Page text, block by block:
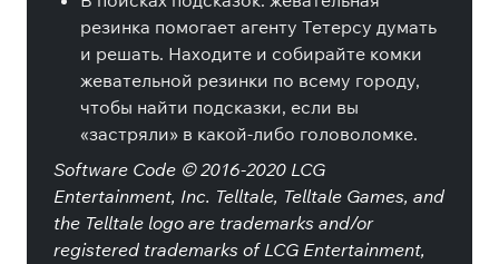
резинка помогает агенту Тетерсу думать
и решать. Находите и собирайте комки
жевательной резинки по всему городу,
чтобы найти подсказки, если вы
«застряли» в какой-либо головоломке.
Software Code © 2016-2020 LCG
Entertainment, Inc. Telltale, Telltale Games, and
the Telltale logo are trademarks and/or
registered trademarks of LCG Entertainment,